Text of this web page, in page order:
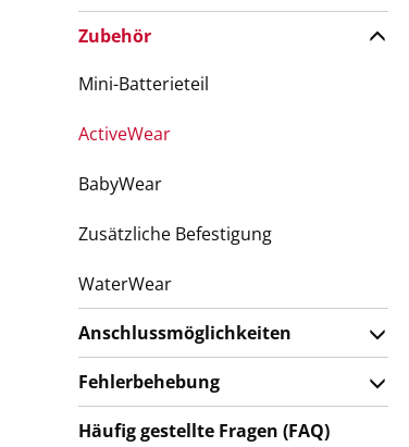
Zubehör
Mini-Batterieteil
ActiveWear
BabyWear
Zusätzliche Befestigung
WaterWear
Anschlussmöglichkeiten
Fehlerbehebung
Häufig gestellte Fragen (FAQ)